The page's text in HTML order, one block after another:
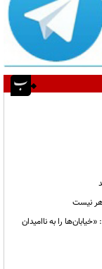
نیست
را به ناامیدان